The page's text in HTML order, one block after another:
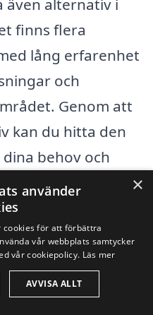
även alternativ i
finns flera
lång erfarenhet
och
Genom att
kan du hitta den
behov och
ligger i närheten
hitta bra företag
×
använder
cookies för att förbättra
vår webbplats samtycker
vår cookiepolicy. Läs mer
AVVISA ALLT